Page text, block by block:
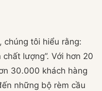
, chúng tôi hiểu rằng:
chất lượng”. Với hơn 20
30.000 khách hàng
những bộ rèm cầu